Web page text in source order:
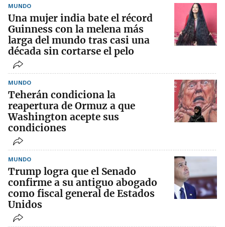
MUNDO
Una mujer india bate el récord
Guinness con la melena más
larga del mundo tras casi una
década sin cortarse el pelo
MUNDO
Teherán condiciona la
reapertura de Ormuz a que
Washington acepte sus
condiciones
MUNDO
Trump logra que el Senado
confirme a su antiguo abogado
como fiscal general de Estados
Unidos